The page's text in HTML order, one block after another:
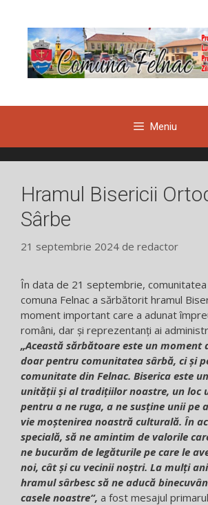
conținut
Meniu
Hramul Bisericii
Sârbe
21 septembrie 2024 de redactor
În data de 21 septembrie, comunitatea
comuna Felnac a sărbătorit hramul
moment important care a adunat
români, dar și reprezentanți ai
„Această sărbătoare este un moment
doar pentru comunitatea sârbă, ci și
comunitate din Felnac. Biserica este
unității și al tradițiilor noastre, un loc
pentru a ne ruga, a ne susține unii pe
vie moștenirea noastră culturală. În
specială, să ne amintim de valorile
ne bucurăm de legăturile pe care le
noi, cât și cu vecinii noștri. La mulți
hramul sârbesc să ne aducă
casele noastre“, a fost mesajul